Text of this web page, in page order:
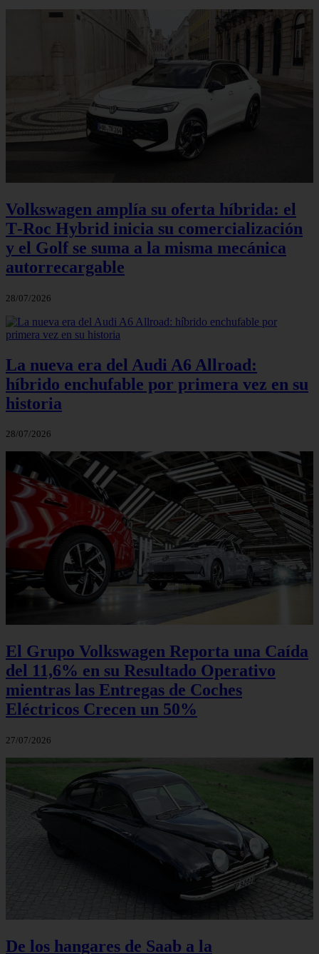
Volkswagen amplía su oferta híbrida: el
T‑Roc Hybrid inicia su comercialización
y el Golf se suma a la misma mecánica
autorrecargable
28/07/2026
La nueva era del Audi A6 Allroad:
híbrido enchufable por primera vez en su
historia
28/07/2026
El Grupo Volkswagen Reporta una Caída
del 11,6% en su Resultado Operativo
mientras las Entregas de Coches
Eléctricos Crecen un 50%
27/07/2026
De los hangares de Saab a la